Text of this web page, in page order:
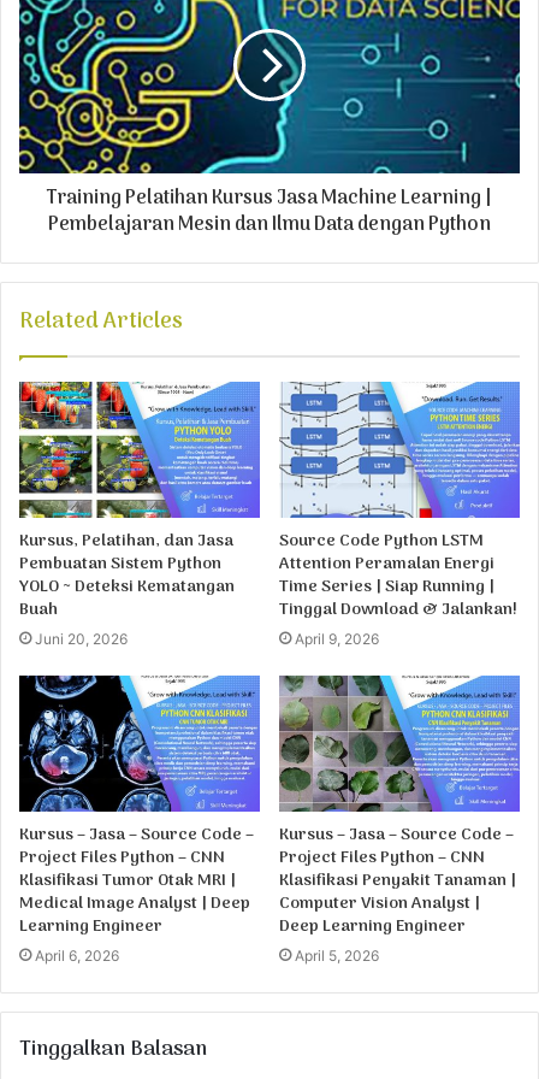
Training Pelatihan Kursus Jasa Machine Learning |
Pembelajaran Mesin dan Ilmu Data dengan Python
Related Articles
Kursus, Pelatihan, dan Jasa
Pembuatan Sistem Python
YOLO ~ Deteksi Kematangan
Buah
Juni 20, 2026
Source Code Python LSTM
Attention Peramalan Energi
Time Series | Siap Running |
Tinggal Download & Jalankan!
April 9, 2026
Kursus – Jasa – Source Code –
Project Files Python – CNN
Klasifikasi Tumor Otak MRI |
Medical Image Analyst | Deep
Learning Engineer
April 6, 2026
Kursus – Jasa – Source Code –
Project Files Python – CNN
Klasifikasi Penyakit Tanaman |
Computer Vision Analyst |
Deep Learning Engineer
April 5, 2026
Tinggalkan Balasan